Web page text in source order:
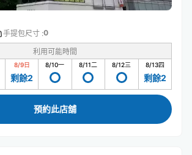
手提包尺寸 :0
利用可能時間
8/9日
剩餘2
8/10一 8/11二 8/12三 8/13四
剩餘2
預約此店舖